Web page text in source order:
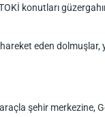
konutları
eden
şehir merkezine,